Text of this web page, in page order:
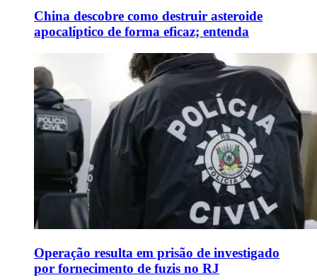
China descobre como destruir asteroide
apocalíptico de forma eficaz; entenda
Operação resulta em prisão de investigado
por fornecimento de fuzis no RJ